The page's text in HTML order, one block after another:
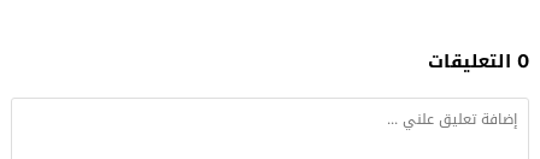
0 التعليقات